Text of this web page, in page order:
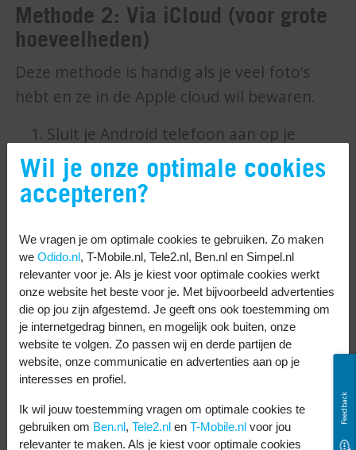
Methode 2: Via iCloud (voor grote
hoeveelheden)
Deze methode is handig als je veel foto’s
hebt en ze in de Apple cloud wil bewaren.
Sluit je Android telefoon aan op je
computer of laptop.
Open de map ‘DCIM’ of ‘Foto’s’ op je
Android telefoon.
Selecteer alle foto’s die je over wil
zetten.
Kopieer ze naar een map op je
computer.
Ga naarwww.icloud.comen log in met
je Apple ID.
Klik op ‘Foto’s’.
Klik op het upload-icoontje (pijltje naar
boven).
Feedback
Wil je onze optimale cookies
accepteren?
We vragen je om optimale cookies te gebruiken. Zo maken
we Odido.nl, T-Mobile.nl, Tele2.nl, Ben.nl en Simpel.nl
relevanter voor je. Als je kiest voor optimale cookies werkt
onze website het beste voor je. Met bijvoorbeeld advertenties
die op jou zijn afgestemd. Je geeft ons ook toestemming om
je internetgedrag binnen, en mogelijk ook buiten, onze
website te volgen. Zo passen wij en derde partijen de
website, onze communicatie en advertenties aan op je
interesses en profiel.
Ik wil jouw toestemming vragen om optimale cookies te
gebruiken om Ben.nl, Tele2.nl en T-Mobile.nl voor jou
relevanter te maken. Als je kiest voor optimale cookies